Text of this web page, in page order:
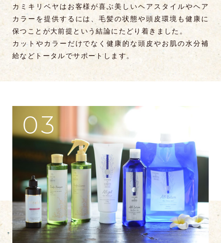
カミキリベヤはお客様が喜ぶ美しいヘアスタイルやヘア
カラーを提供するには、毛髪の状態や頭皮環境も健康に
保つことが大前提という結論にたどり着きました。
カットやカラーだけでなく健康的な頭皮やお肌の水分補
給などトータルでサポートします。
03